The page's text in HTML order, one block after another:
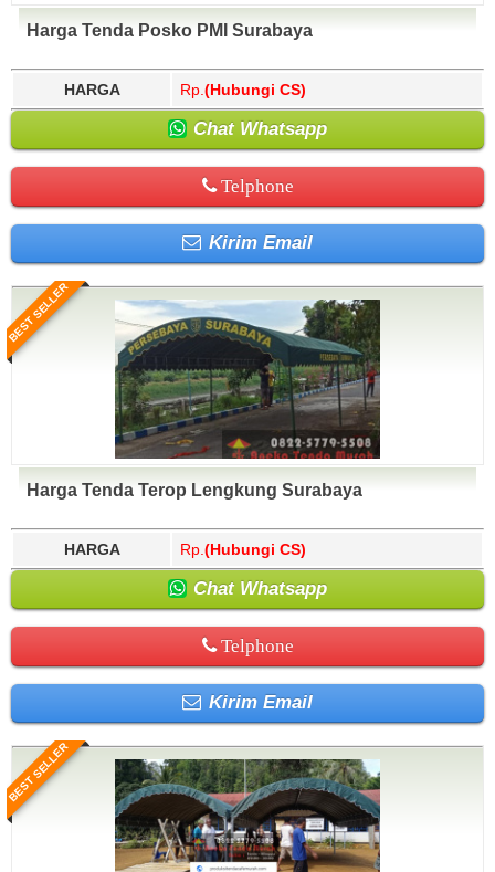
Harga Tenda Posko PMI Surabaya
HARGA Rp. (Hubungi CS)
Chat Whatsapp
Telphone
Kirim Email
BEST SELLER
Harga Tenda Terop Lengkung Surabaya
HARGA Rp. (Hubungi CS)
Chat Whatsapp
Telphone
Kirim Email
BEST SELLER